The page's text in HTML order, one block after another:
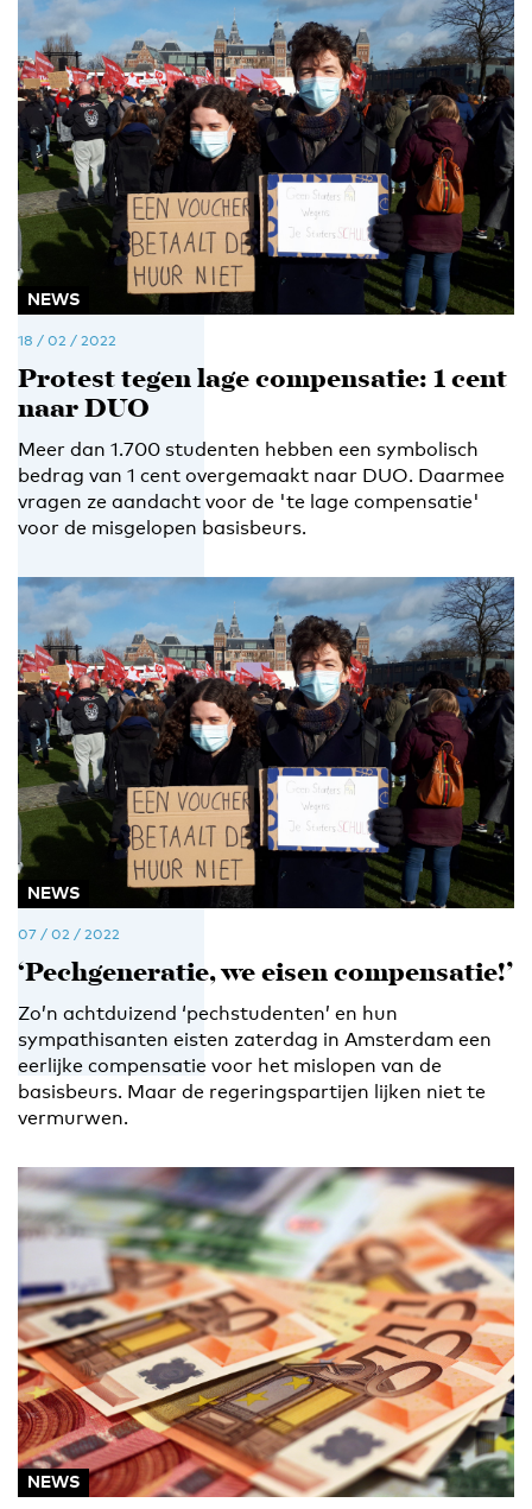
NEWS
18 / 02 / 2022
Protest tegen lage compensatie: 1 cent
naar DUO
Meer dan 1.700 studenten hebben een symbolisch
bedrag van 1 cent overgemaakt naar DUO. Daarmee
vragen ze aandacht voor de 'te lage compensatie'
voor de misgelopen basisbeurs.
NEWS
07 / 02 / 2022
‘Pechgeneratie, we eisen compensatie!’
Zo’n achtduizend ‘pechstudenten’ en hun
sympathisanten eisten zaterdag in Amsterdam een
eerlijke compensatie voor het mislopen van de
basisbeurs. Maar de regeringspartijen lijken niet te
vermurwen.
NEWS